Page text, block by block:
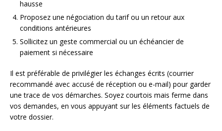
hausse
Proposez une négociation du tarif ou un retour aux
conditions antérieures
Sollicitez un geste commercial ou un échéancier de
paiement si nécessaire
Il est préférable de privilégier les échanges écrits (courrier
recommandé avec accusé de réception ou e-mail) pour garder
une trace de vos démarches. Soyez courtois mais ferme dans
vos demandes, en vous appuyant sur les éléments factuels de
votre dossier.